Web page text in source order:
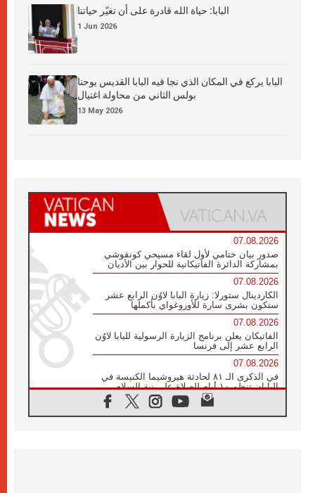
البابا: حياة الله قادرة على أن تغيّر حياتنا
1 Jun 2026
البابا يركع في المكان الذي نجا فيه البابا القديس يوحنا
بولس الثاني من محاولة اغتيال
13 May 2026
07.08.2026
صدور بيان ختامي لأول لقاء مسيحي كونفوشي
بمشاركة الدائرة الفاتيكانية للحوار بين الأديان
07.08.2026
الكاردينال ستورلا: زيارة البابا لاوُن الرابع عشر
ستكون بشرى سارة للأوروغواي بأكملها
07.08.2026
الفاتيكان يعلن برنامج الزيارة الرسولية للبابا لاوُن
الرابع عشر إلى فرنسا
07.08.2026
في الذكرى الـ ٨١ لحادثة هيروشيما الكنيسة في
اليابان تنظم ١٠ أيام للصلاة على نية السلام
الكنيسة في الأوروغواي: زيارة البابا ستعزز